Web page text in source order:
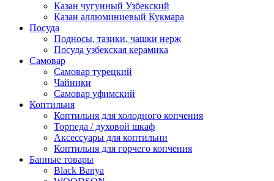
Казан чугунный Узбекский
Казан аллюминиевый Кукмара
Посуда
Подносы, тазики, чашки нерж
Посуда узбекская керамика
Самовар
Самовар турецкий
Чайники
Самовар уфимский
Коптильня
Коптильня для холодного копчения
Торпеда / духовой шкаф
Аксессуары для коптильни
Коптильня для горчего копчения
Банные товары
Black Banya